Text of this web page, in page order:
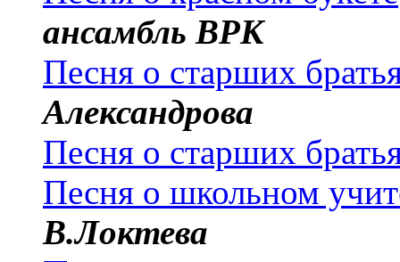
ансамбль ВРК
Песня о старших
Александрова
Песня о старших
Песня о школьном
В.Локтева